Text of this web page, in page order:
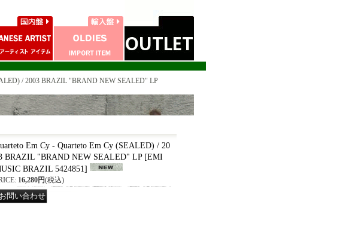
/ 2003 BRAZIL "BRAND NEW SEALED" LP
Em Cy - Quarteto Em Cy (SEALED) / 20
BRAZIL "BRAND NEW SEALED" LP [EMI
BRAZIL 5424851]
: 16,280円(税込)